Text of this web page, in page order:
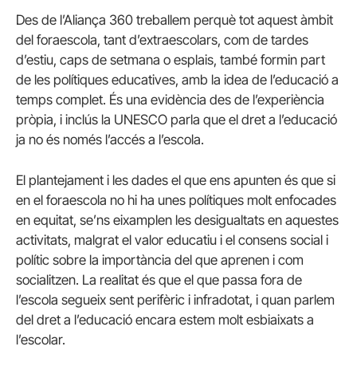
Des de l’Aliança 360 treballem perquè tot aquest àmbit
del foraescola, tant d’extraescolars, com de tardes
d’estiu, caps de setmana o esplais, també formin part
de les polítiques educatives, amb la idea de l’educació a
temps complet. És una evidència des de l’experiència
pròpia, i inclús la UNESCO parla que el dret a l’educació
ja no és només l’accés a l’escola.
El plantejament i les dades el que ens apunten és que si
en el foraescola no hi ha unes polítiques molt enfocades
en equitat, se’ns eixamplen les desigualtats en aquestes
activitats, malgrat el valor educatiu i el consens social i
polític sobre la importància del que aprenen i com
socialitzen. La realitat és que el que passa fora de
l’escola segueix sent perifèric i infradotat, i quan parlem
del dret a l’educació encara estem molt esbiaixats a
l’escolar.